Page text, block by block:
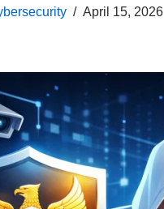
April 15, 2026